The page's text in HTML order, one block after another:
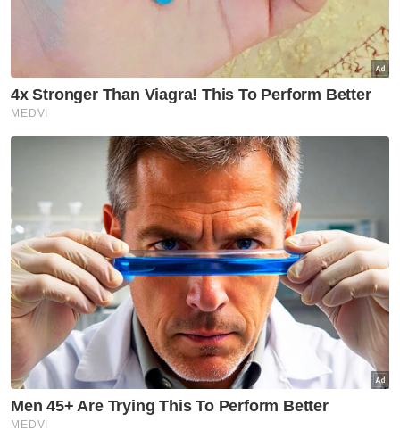
Masuk | Daftar
Gobind Singh Deo
Kabinet
Kerajaan Perpaduan
Artikel Disyorkan